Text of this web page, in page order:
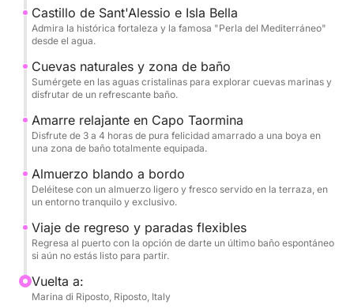
fortaleza de Sant’Alessio y la impresionante Isola
Bella desde la perspectiva única del mar. Tras
descubrir cuevas marinas ocultas y vibrantes
arrecifes, disfrute de un fondeadero de 4 horas en
Capo Taormina. Aquí podrá nadar, relajarse en las
snorkel que le proporcionamos. Se incluye un
almuerzo tradicional siciliano, fruta fresca y
champán para brindar por el sol del Mediterráneo.
bien seguiremos una ruta panorámica, su capitán
puede organizar un baño final espontáneo en el
viaje de regreso. Si prefiere comenzar su viaje más
cerca de Taormina, puede embarcar desde Capo
Castillo de Sant'Alessio e Isla Bella
Admira la histórica fortaleza y la famosa "Perla del Mediterráneo"
desde el agua.
Cuevas naturales y zona de baño
Sumérgete en las aguas cristalinas para explorar cuevas marinas y
disfrutar de un refrescante baño.
Amarre relajante en Capo Taormina
Disfrute de 3 a 4 horas de pura felicidad amarrado a una boya en
una zona de baño totalmente equipada.
Almuerzo blando a bordo
Deléitese con un almuerzo ligero y fresco servido en la terraza, en
un entorno tranquilo y exclusivo.
Viaje de regreso y paradas flexibles
Regresa al puerto con la opción de darte un último baño espontáneo
si aún no estás listo para partir.
Vuelta a:
Marina di Riposto, Riposto, Italy